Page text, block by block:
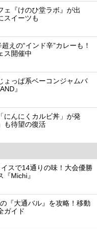
ェ『けのひ堂ラボ』が出
スイーツも
えの“インド辛”カレーも！
ス開催中
ょっぱ系ベーコンジャムバ
』
にんにくカルビ丼」が発
も待望の復活
スで14通りの味！大会優勝
Michi』
『大通バル』を攻略！移動
ガイド